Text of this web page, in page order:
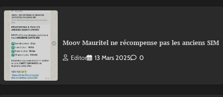
Moov Mauritel ne récompense pas les anciens SIM
Editor 13 Mars 2025 0